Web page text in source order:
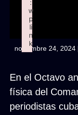
noviembre 24, 2024
En el Octavo
física del
periodistas
:
w
p
li
n
k
Failed to